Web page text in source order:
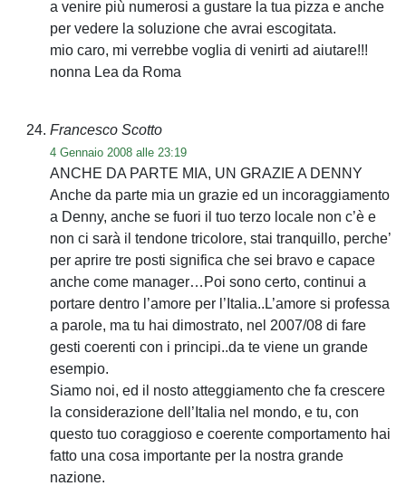
a venire più numerosi a gustare la tua pizza e anche
per vedere la soluzione che avrai escogitata.
mio caro, mi verrebbe voglia di venirti ad aiutare!!!
nonna Lea da Roma
Francesco Scotto
4 Gennaio 2008 alle 23:19
ANCHE DA PARTE MIA, UN GRAZIE A DENNY
Anche da parte mia un grazie ed un incoraggiamento
a Denny, anche se fuori il tuo terzo locale non c’è e
non ci sarà il tendone tricolore, stai tranquillo, perche’
per aprire tre posti significa che sei bravo e capace
anche come manager…Poi sono certo, continui a
portare dentro l’amore per l’Italia..L’amore si professa
a parole, ma tu hai dimostrato, nel 2007/08 di fare
gesti coerenti con i principi..da te viene un grande
esempio.
Siamo noi, ed il nosto atteggiamento che fa crescere
la considerazione dell’Italia nel mondo, e tu, con
questo tuo coraggioso e coerente comportamento hai
fatto una cosa importante per la nostra grande
nazione.